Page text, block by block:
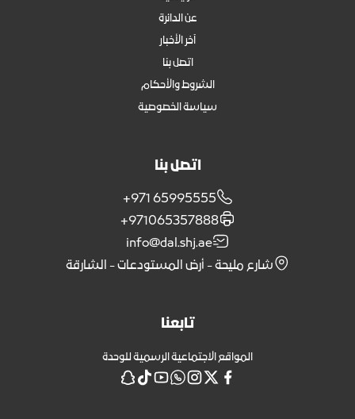
عن الدائرة
آخر الأخبار
اتصل بنا
الشروط والأحكام
سياسة الخصوصية
اتصل بنا
+971 65995555
+971065357888
info@dal.shj.ae
شارع مليحة - أرض المستودعات - الشارقة
تابعنا
المواقع الاجتماعية الرسمية للوحدة